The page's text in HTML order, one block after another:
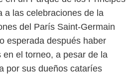
a las celebraciones de la
del París Saint-Germain
esperada después haber
el torneo, a pesar de la
por sus dueños cataríes